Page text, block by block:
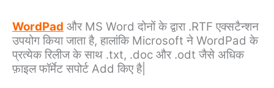
WordPad और MS Word दोनों के द्वारा .RTF एक्सटैन्शन
उपयोग किया जाता है, हालांकि Microsoft ने WordPad के
प्रत्येक रिलीज के साथ .txt, .doc और .odt जैसे अधिक
फ़ाइल फॉर्मेट सपोर्ट Add किए है|